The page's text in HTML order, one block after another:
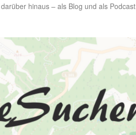
hinaus – als Blog und als Podcast